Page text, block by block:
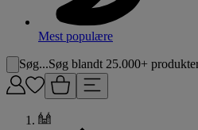
Mest populære
Søg...Søg blandt 25.000+